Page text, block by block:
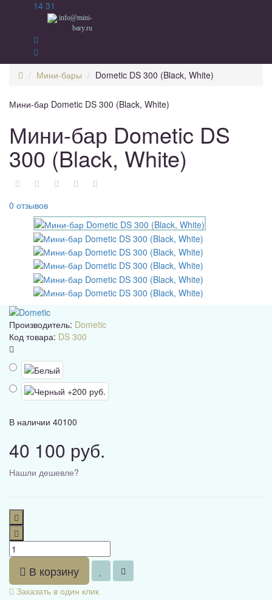
14 31
info@mini-
bary.ru
Мини-бары Dometic DS 300 (Black, White)
Мини-бар Dometic DS 300 (Black, White)
Мини-бар Dometic DS
300 (Black, White)
0 отзывов
Производитель: Dometic
Код товара: DS 300
В наличии 40100
40 100 руб.
Нашли дешевле?
В корзину
Заказать в один клик